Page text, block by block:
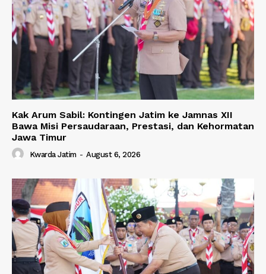
Kak Arum Sabil: Kontingen Jatim ke Jamnas XII
Bawa Misi Persaudaraan, Prestasi, dan Kehormatan
Jawa Timur
Kwarda Jatim - August 6, 2026